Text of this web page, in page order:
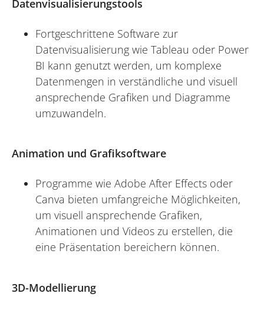
Datenvisualisierungstools
Fortgeschrittene Software zur
Datenvisualisierung wie Tableau oder Power
BI kann genutzt werden, um komplexe
Datenmengen in verständliche und visuell
ansprechende Grafiken und Diagramme
umzuwandeln.
Animation und Grafiksoftware
Programme wie Adobe After Effects oder
Canva bieten umfangreiche Möglichkeiten,
um visuell ansprechende Grafiken,
Animationen und Videos zu erstellen, die
eine Präsentation bereichern können.
3D-Modellierung